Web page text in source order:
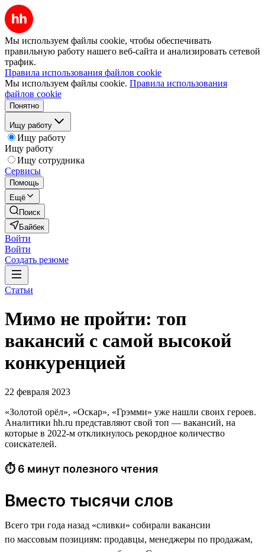
Мы используем файлы cookie, чтобы обеспечивать
правильную работу нашего веб-сайта и анализировать сетевой
трафик.
Правила использования файлов cookie
Мы используем файлы cookie. Правила использования
файлов cookie
Понятно
Ищу работу
Ищу работу
Ищу работу
Ищу сотрудника
Сервисы
Помощь
Ещё
Поиск
Байбек
Войти
Войти
Создать резюме
Статьи
Мимо не пройти: топ
вакансий с самой высокой
конкуренцией
22 февраля 2023
«Золотой орёл», «Оскар», «Грэмми» уже нашли своих героев.
Аналитики hh.ru представляют свой топ — вакансий, на
которые в 2022-м откликнулось рекордное количество
соискателей.
⏱ 6 минут полезного чтения
Вместо тысячи слов
Всего три года назад «сливки» собирали вакансии
по массовым позициям: продавцы, менеджеры по продажам,